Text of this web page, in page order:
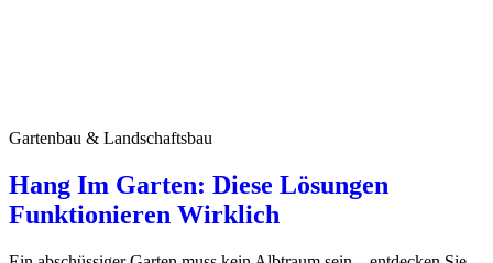
Gartenbau & Landschaftsbau
Hang Im Garten: Diese Lösungen
Funktionieren Wirklich